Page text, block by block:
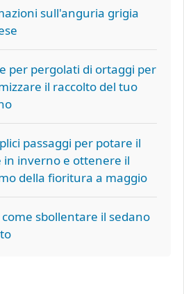
sull'anguria grigia
per pergolati di ortaggi per
il raccolto del tuo
passaggi per potare il
in inverno e ottenere il
della fioritura a maggio
come sbollentare il sedano